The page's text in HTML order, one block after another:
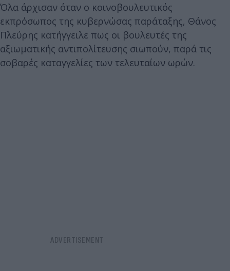
Όλα άρχισαν όταν ο κοινοβουλευτικός
εκπρόσωπος της κυβερνώσας παράταξης, Θάνος
Πλεύρης κατήγγειλε πως οι βουλευτές της
αξιωματικής αντιπολίτευσης σιωπούν, παρά τις
σοβαρές καταγγελίες των τελευταίων ωρών.